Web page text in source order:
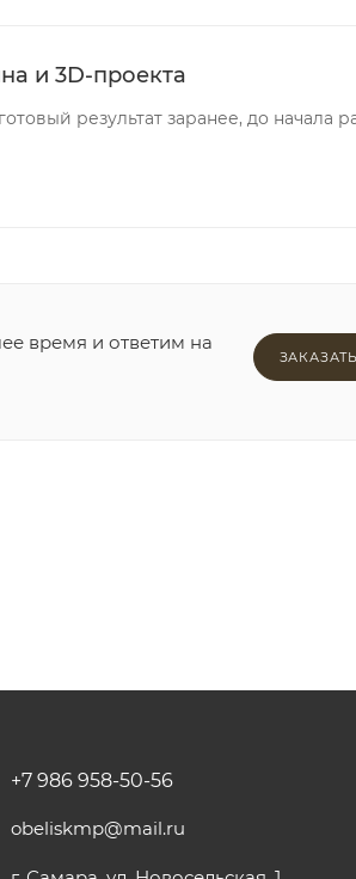
и 3D-проекта
результат заранее, до начала
время и ответим на
+7 986 958-50-56
obeliskmp@mail.ru